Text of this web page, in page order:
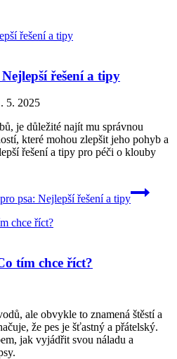
řešení a tipy
5. 2025
je důležité najít mu správnou
které mohou zlepšit jeho pohyb a
řešení a tipy pro péči o klouby
psa: Nejlepší řešení a tipy
tím chce říct?
ale obvykle to znamená štěstí a
že pes je šťastný a přátelský.
jak vyjádřit svou náladu a